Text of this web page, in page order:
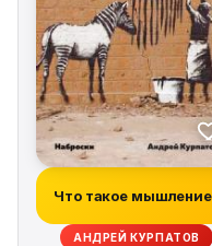
Что такое
АНДРЕЙ КУРПАТОВ